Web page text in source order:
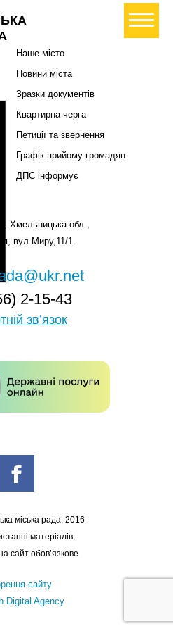
петицію
Наше місто
Новини міста
Зразки документів
Квартирна черга
Петиції та звернення
Графік прийому громадян
ДПС інформує
Хмельницька обл.,
вул.Миру,11/1
2-15-43
зв’язок
міська рада. 2016
матеріалів,
сайт обов’язкове
сайту
Digital Agency